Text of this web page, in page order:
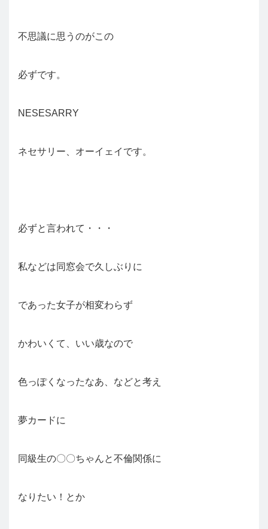
不思議に思うのがこの
必ずです。
NESESARRY
ネセサリー、オーイェイです。
必ずと言われて・・・
私などは同窓会で久しぶりに
であった女子が相変わらず
かわいくて、いい歳なので
色っぽくなったなあ、などと考え
夢カードに
同級生の〇〇ちゃんと不倫関係に
なりたい！とか